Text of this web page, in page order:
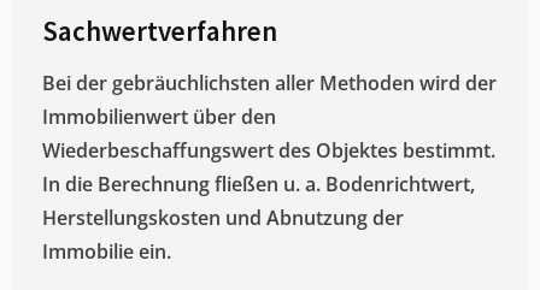
Sachwertverfahren
Bei der gebräuchlichsten aller Methoden wird der
Immobilienwert über den
Wiederbeschaffungswert des Objektes bestimmt.
In die Berechnung fließen u. a. Bodenrichtwert,
Herstellungskosten und Abnutzung der
Immobilie ein.